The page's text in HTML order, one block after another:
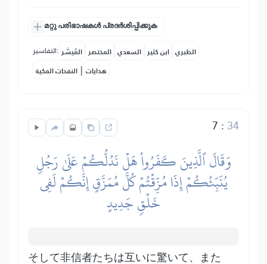
മറ്റു പരിഭാഷകൾ പ്രദർശിപ്പിക്കുക
التفاسير: المُيسَّر المختصر السعدي ابن كثير الطبري
النفحات المكية | هدايات
7 : 34
وَقَالَ ٱلَّذِينَ كَفَرُواْ هَلۡ نَدُلُّكُمۡ عَلَىٰ رَجُلٖ
يُنَبِّئُكُمۡ إِذَا مُزِّقۡتُمۡ كُلَّ مُمَزَّقٍ إِنَّكُمۡ لَفِي
خَلۡقٖ جَدِيدٍ
そして非信者たちは互いに驚いて、また